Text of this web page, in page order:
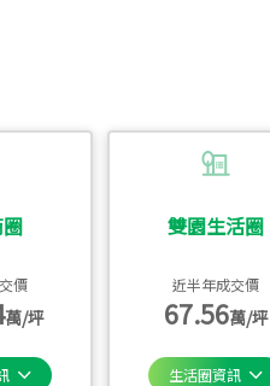
價
萬/坪
雙園生活圈
近半年成交價
67.56萬/坪
生活圈資訊